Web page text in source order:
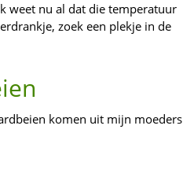
weet nu al dat die temperatuur
zoek een plekje in de
komen uit mijn moeders